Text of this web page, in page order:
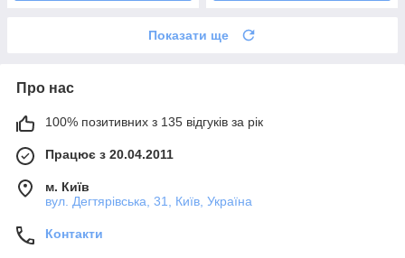
Показати ще
Про нас
100% позитивних з 135 відгуків за рік
Працює з 20.04.2011
м. Київ
вул. Дегтярівська, 31, Київ, Україна
Контакти